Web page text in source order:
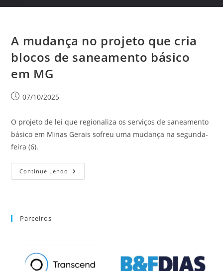
A mudança no projeto que cria
blocos de saneamento básico
em MG
07/10/2025
O projeto de lei que regionaliza os serviços de saneamento
básico em Minas Gerais sofreu uma mudança na segunda-
feira (6).
Continue Lendo
Parceiros